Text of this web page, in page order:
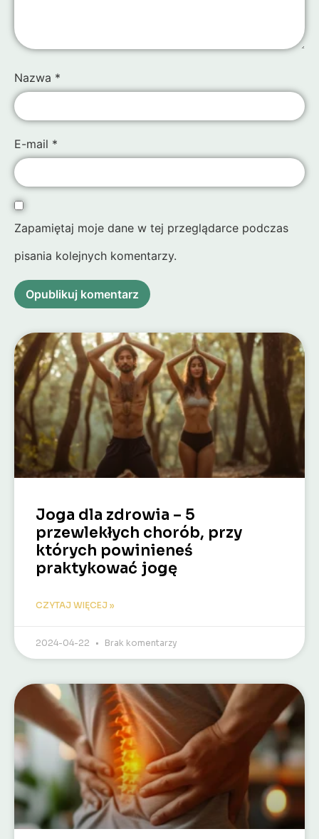
Nazwa *
E-mail *
Zapamiętaj moje dane w tej przeglądarce podczas
pisania kolejnych komentarzy.
Alternative:
Alternative:
Joga dla zdrowia – 5
przewlekłych chorób, przy
których powinieneś
praktykować jogę
CZYTAJ WIĘCEJ »
2024-04-22 Brak komentarzy